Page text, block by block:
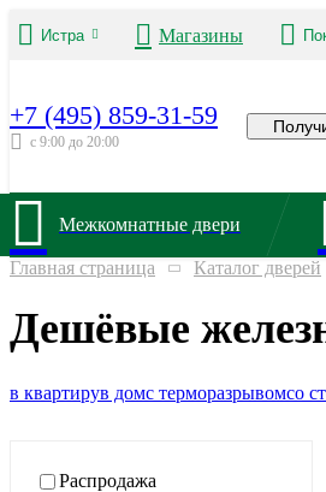
Истра Магазины
+7 (495) 859-31-59
с 9:00 до 20:00
Межкомнатные двери
Главная страница Каталог дверей
Дешёвые
в квартирув домс терморазрывомсо
Распродажа